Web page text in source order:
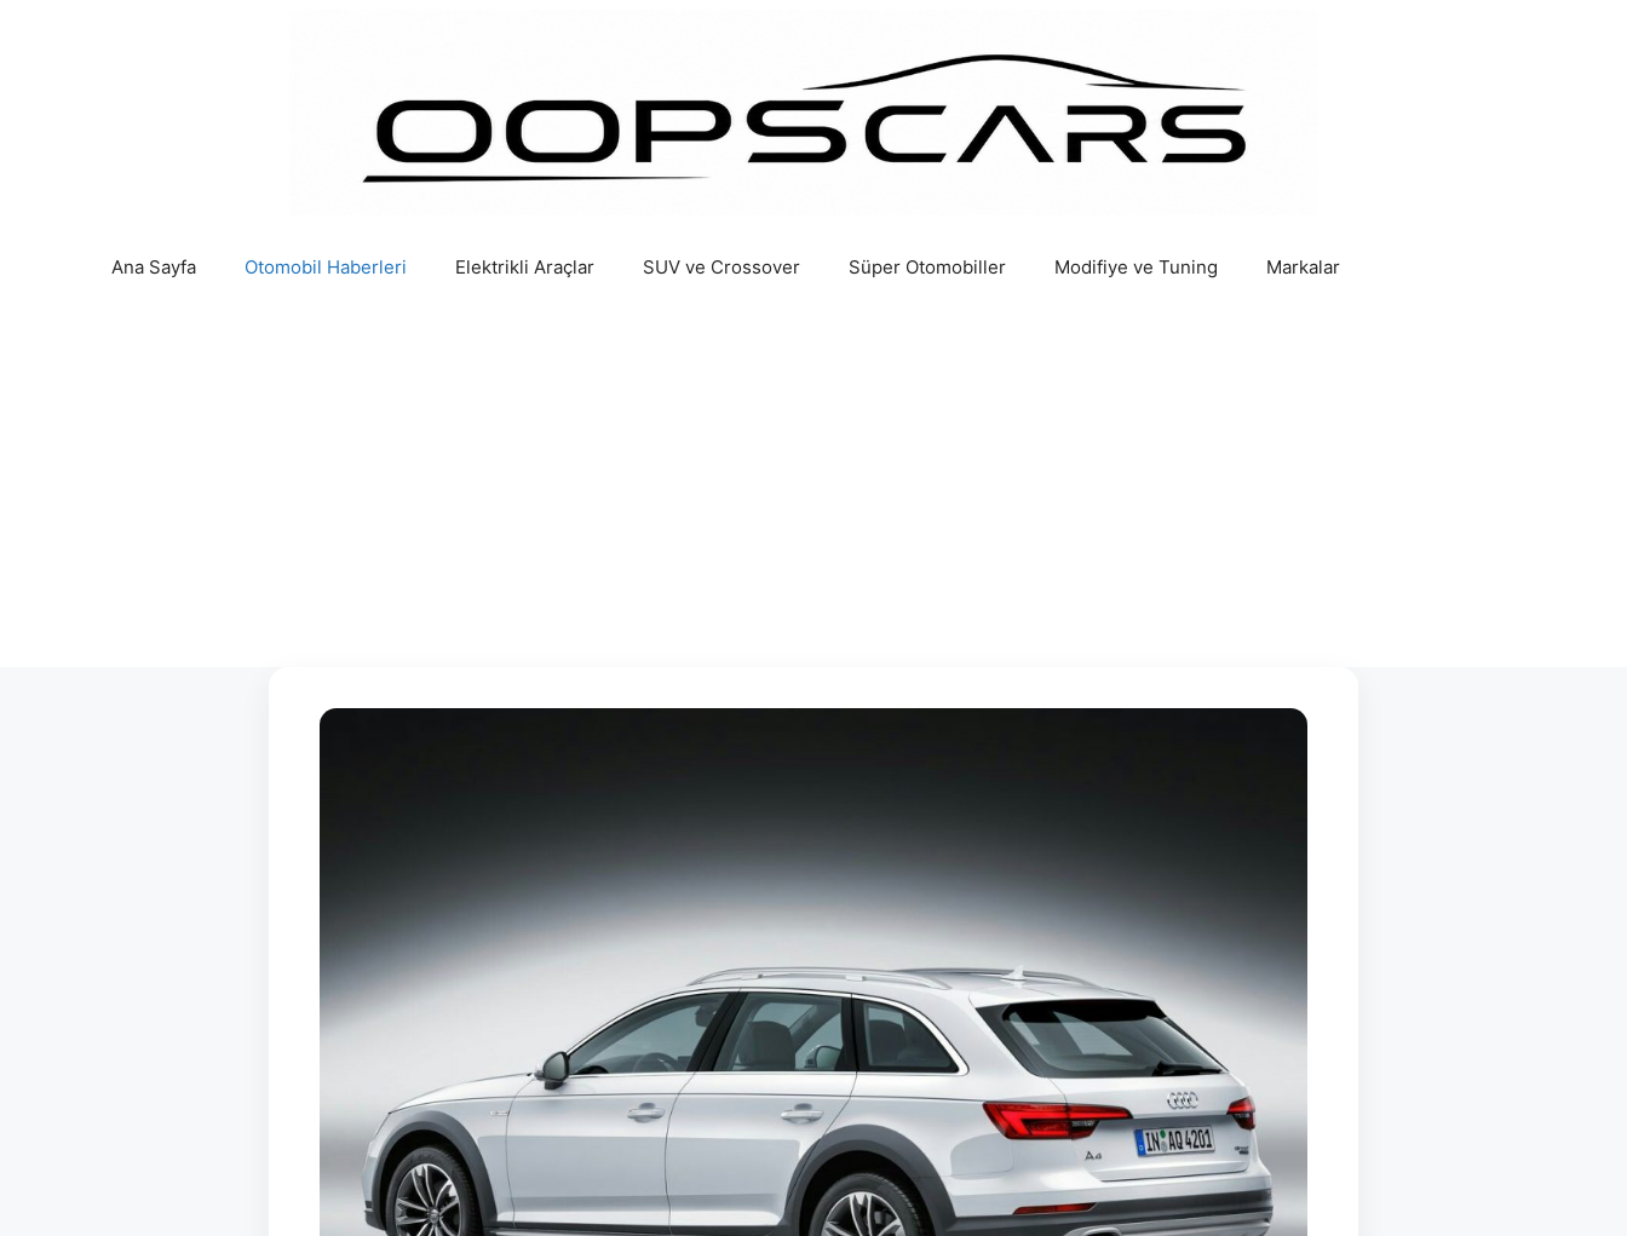
Ana Sayfa Otomobil Haberleri Elektrikli Araçlar SUV ve Crossover Süper Otomobiller Modifiye ve Tuning Markalar